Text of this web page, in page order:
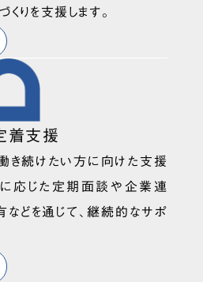
りを支援します。
着支援
き続けたい方に向けた支援
応じた定期面談や企業連
どを通じて、継続的なサポ